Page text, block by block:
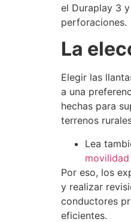
el Duraplay 3
perforaciones.
La
Elegir las
a una
hechas para
terrenos
Lea
Por eso, los
y realizar
conductores
eficientes.